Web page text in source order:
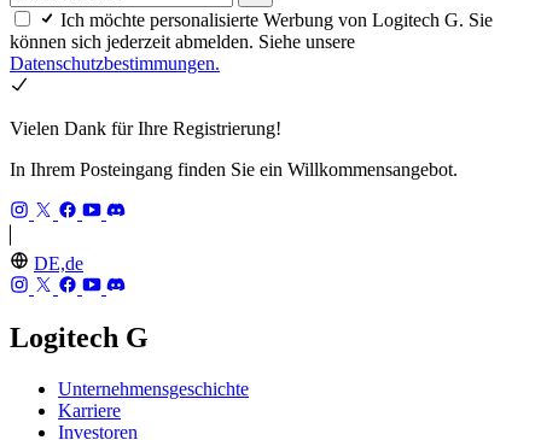
Ich möchte personalisierte Werbung von Logitech G. Sie
können sich jederzeit abmelden. Siehe unsere
Datenschutzbestimmungen.
Vielen Dank für Ihre Registrierung!
In Ihrem Posteingang finden Sie ein Willkommensangebot.
DE,de
Logitech G
Unternehmensgeschichte
Karriere
Investoren